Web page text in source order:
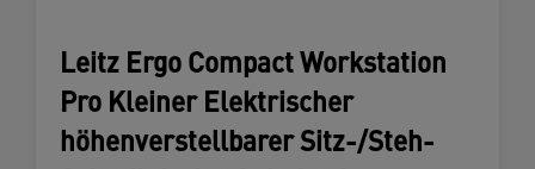
Leitz Ergo Compact Workstation
Pro Kleiner Elektrischer
höhenverstellbarer Sitz-/Steh-